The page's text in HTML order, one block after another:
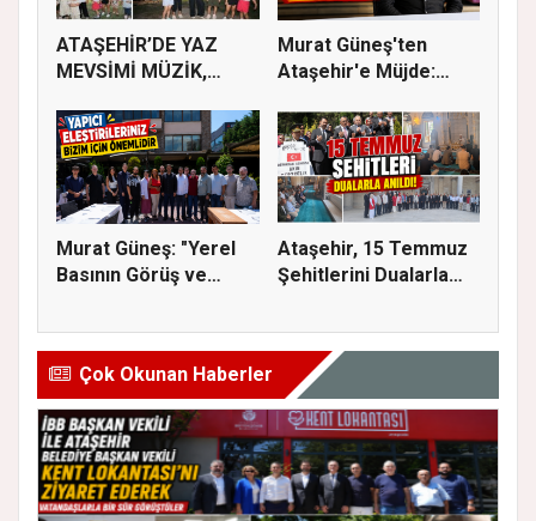
ATAŞEHİR’DE YAZ
MEVSİMİ MÜZİK,
Murat Güneş'ten
Ataşehir'e Müjde:
Murat Güneş: "Yerel
Basının Görüş ve
Ataşehir, 15 Temmuz
Şehitlerini Dualarla
Çok Okunan Haberler